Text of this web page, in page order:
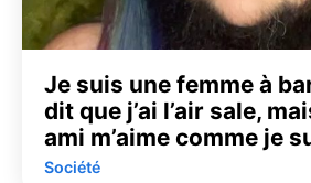
Je suis une femme à
dit que j’ai l’air sale,
ami m’aime comme je
Société